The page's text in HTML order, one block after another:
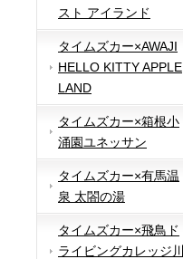
スト アイランド
タイムズカー×AWAJI
HELLO KITTY APPLE
LAND
タイムズカー×箱根小
涌園ユネッサン
タイムズカー×有馬温
泉 太閤の湯
タイムズカー×飛鳥ド
ライビングカレッジ川